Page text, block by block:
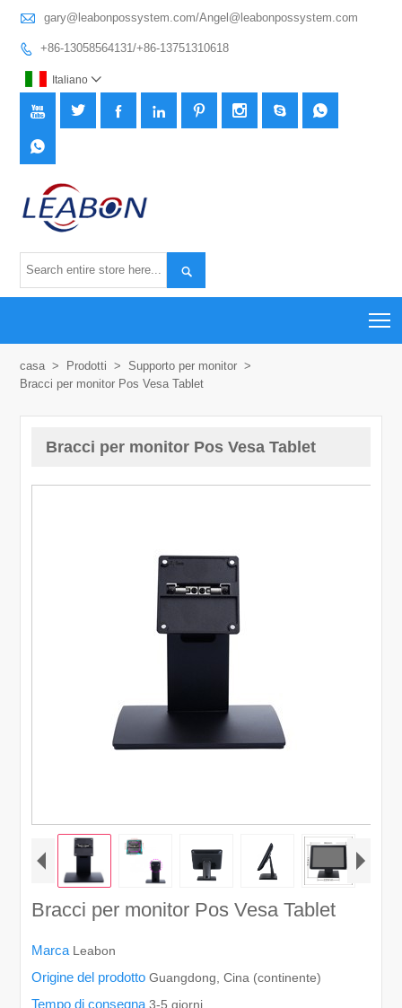
 gary@leabonpossystem.com/Angel@leabonpossystem.com
 +86-13058564131/+86-13751310618
Italiano 
       


casa > Prodotti > Supporto per monitor >
Bracci per monitor Pos Vesa Tablet
Bracci per monitor Pos Vesa Tablet
Bracci per monitor Pos Vesa Tablet
Marca Leabon
Origine del prodottoGuangdong, Cina (continente)
Tempo di consegna3-5 giorni